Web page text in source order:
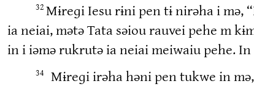
32 Mɨreɡi Iesu rɨni pen tɨ nirəha i mə,
ia neiai, mətə Tata səiou rauvei pehe m
in i iəmə rukrutə ia neiai meiwaiu pehe. In
34 Mɨreɡi irəha həni pen tukwe in